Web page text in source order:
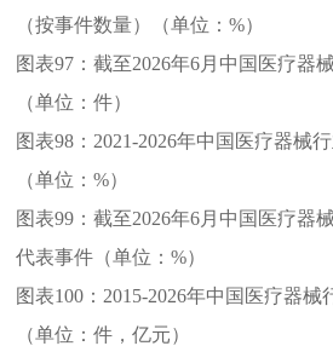
（按事件数量）（单位：%）
图表97：截至2026年6月中国医疗器
（单位：件）
图表98： 2021-2026年中国医疗器械
（单位：%）
图表99：截至2026年6月中国医疗器
代表事件（单位：%）
图表100： 2015-2026年中国医疗器
（单位：件，亿元）